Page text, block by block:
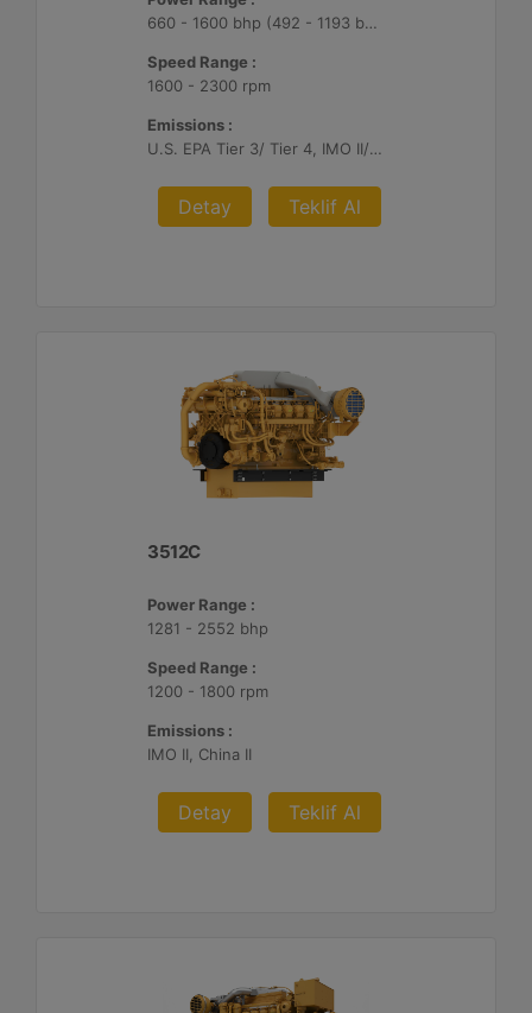
660 - 1600 bhp (492 - 1193 bkW)
Speed Range :
1600 - 2300 rpm
Emissions :
U.S. EPA Tier 3/ Tier 4, IMO II/III, EU Stage V
Detay Teklif Al
3512C
Power Range :
1281 - 2552 bhp
Speed Range :
1200 - 1800 rpm
Emissions :
IMO II, China II
Detay Teklif Al